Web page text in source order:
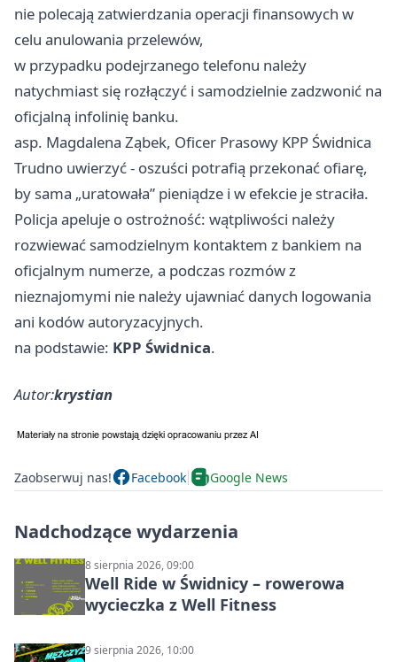
nie polecają zatwierdzania operacji finansowych w
celu anulowania przelewów,
w przypadku podejrzanego telefonu należy
natychmiast się rozłączyć i samodzielnie zadzwonić na
oficjalną infolinię banku.
asp. Magdalena Ząbek, Oficer Prasowy KPP Świdnica
Trudno uwierzyć - oszuści potrafią przekonać ofiarę,
by sama „uratowała” pieniądze i w efekcie je straciła.
Policja apeluje o ostrożność: wątpliwości należy
rozwiewać samodzielnym kontaktem z bankiem na
oficjalnym numerze, a podczas rozmów z
nieznajomymi nie należy ujawniać danych logowania
ani kodów autoryzacyjnych.
na podstawie: KPP Świdnica.
Autor:krystian
Zaobserwuj nas! Facebook Google News
Nadchodzące wydarzenia
8 sierpnia 2026, 09:00
Well Ride w Świdnicy – rowerowa
wycieczka z Well Fitness
9 sierpnia 2026, 10:00